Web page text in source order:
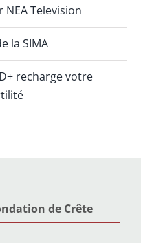
Television
la SIMA
recharge votre
de Crête